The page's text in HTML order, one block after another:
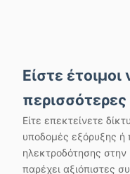
Είστε
Είτε επεκτείνετε
υποδομές εξόρυξης ή
ηλεκτροδότησης στην
παρέχει αξιόπιστες